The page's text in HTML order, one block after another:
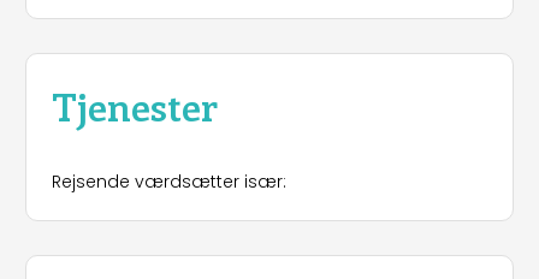
Tjenester
Rejsende værdsætter især: